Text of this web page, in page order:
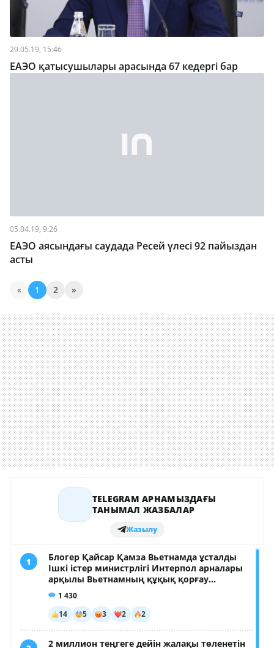
29.05.19, 15:46
ЕАЭО қатысушылары арасында 67 кедергі бар
05.04.19, 9:26
ЕАЭО аясындағы саудада Ресей үлесі 92 пайыздан
асты
« 1 2 »